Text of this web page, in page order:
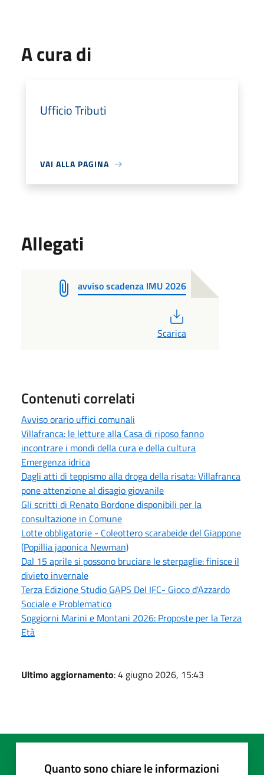
A cura di
Ufficio Tributi
VAI ALLA PAGINA
Allegati
avviso scadenza IMU 2026
Scarica
Contenuti correlati
Avviso orario uffici comunali
Villafranca: le letture alla Casa di riposo fanno
incontrare i mondi della cura e della cultura
Emergenza idrica
Dagli atti di teppismo alla droga della risata: Villafranca
pone attenzione al disagio giovanile
Gli scritti di Renato Bordone disponibili per la
consultazione in Comune
Lotte obbligatorie - Coleottero scarabeide del Giappone
(Popillia japonica Newman)
Dal 15 aprile si possono bruciare le sterpaglie: finisce il
divieto invernale
Terza Edizione Studio GAPS Del IFC- Gioco d'Azzardo
Sociale e Problematico
Soggiorni Marini e Montani 2026: Proposte per la Terza
Età
Ultimo aggiornamento: 4 giugno 2026, 15:43
Quanto sono chiare le informazioni